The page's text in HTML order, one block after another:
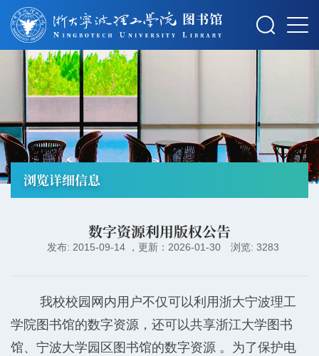
摄影：秋草
浏览详细信息
数字资源利用版权公告
发布: 2015-09-14 ，更新：2026-01-30 浏览: 3283
我校校园网内用户不仅可以利用浙大宁波理工
学院图书馆的数字资源，还可以共享浙江大学图书
馆、宁波大学园区图书馆的数字资源 。为了保护电